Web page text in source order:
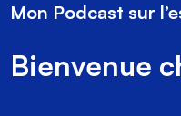
Mon Podcast sur
Bienvenue